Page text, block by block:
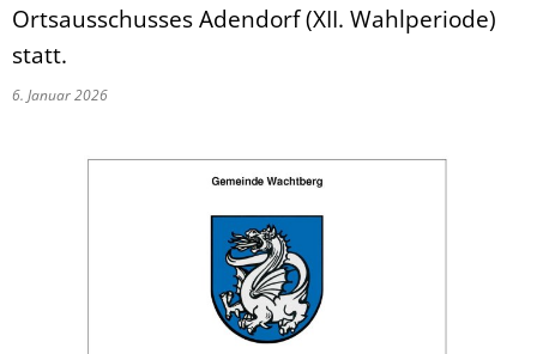
Ortsausschusses Adendorf (XII. Wahlperiode)
statt.
6. Januar 2026